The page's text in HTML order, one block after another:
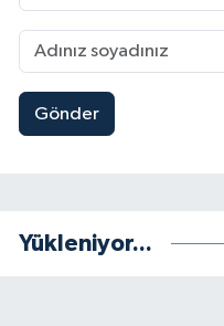
Gönder
Yükleniyor...